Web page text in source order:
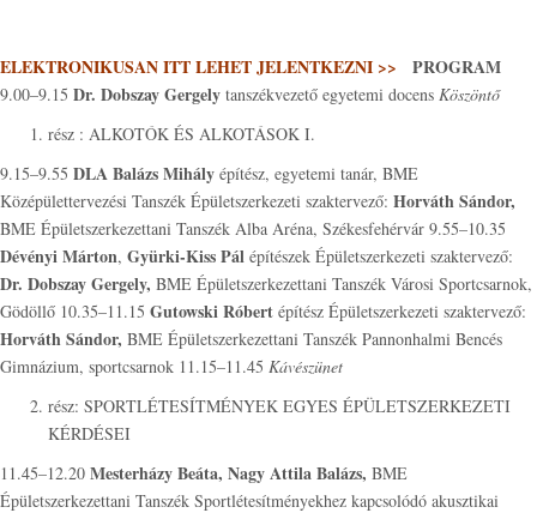
ELEKTRONIKUSAN ITT LEHET JELENTKEZNI >> PROGRAM
9.00–9.15 Dr. Dobszay Gergely tanszékvezető egyetemi docens Köszöntő
rész : ALKOTÓK ÉS ALKOTÁSOK I.
9.15–9.55 DLABalázs Mihály építész, egyetemi tanár, BME
Középülettervezési Tanszék Épületszerkezeti szaktervező: Horváth Sándor,
BME Épületszerkezettani Tanszék Alba Aréna, Székesfehérvár 9.55–10.35
Dévényi Márton, Gyürki-Kiss Pál építészek Épületszerkezeti szaktervező:
Dr. Dobszay Gergely, BME Épületszerkezettani Tanszék Városi Sportcsarnok,
Gödöllő 10.35–11.15 Gutowski Róbert építész Épületszerkezeti szaktervező:
Horváth Sándor, BME Épületszerkezettani Tanszék Pannonhalmi Bencés
Gimnázium, sportcsarnok 11.15–11.45 Kávészünet
rész: SPORTLÉTESÍTMÉNYEK EGYES ÉPÜLETSZERKEZETI
KÉRDÉSEI
11.45–12.20 Mesterházy Beáta, Nagy Attila Balázs, BME
Épületszerkezettani Tanszék Sportlétesítményekhez kapcsolódó akusztikai